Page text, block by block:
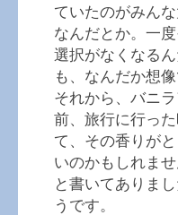
ていたのがみん
なんだとか。一
選択がなくなる
も、なんだか想
それから、バニ
前、旅行に行っ
て、その香りが
いのかもしれま
と書いてありま
うです。